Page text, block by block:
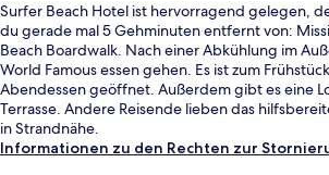
Surfer Beach Hotel ist hervorragend gelegen,
du gerade mal 5 Gehminuten entfernt von:
Beach Boardwalk. Nach einer Abkühlung im
World Famous essen gehen. Es ist zum
Abendessen geöffnet. Außerdem gibt es eine
Terrasse. Andere Reisende lieben das
in Strandnähe.
Informationen zu den Rechten zur